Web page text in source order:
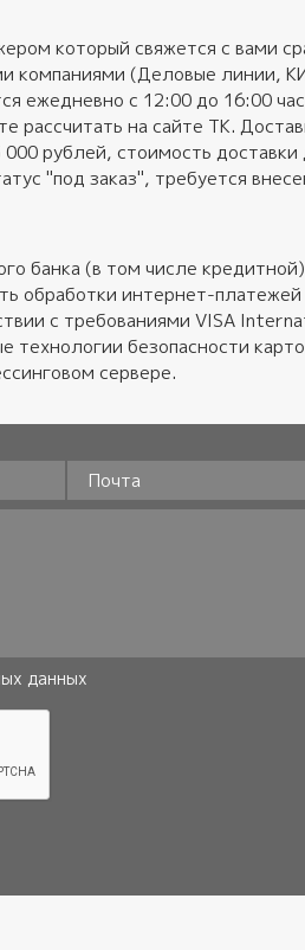
который свяжется с вами
компаниями (Деловые линии,
ежедневно с 12:00 до 16:00
рассчитать на сайте ТК.
рублей, стоимость
"под заказ", требуется
банка (в том числе
обработки интернет-
с требованиями VISA
безопасности
сервере.
Почта
данных